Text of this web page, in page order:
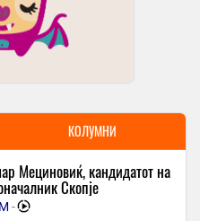
Погледнете ги
прозборе за поранешниот
Барселона и Сити
КОЛУМНИ
Мециновиќ, кандидатот на
Скопје
-